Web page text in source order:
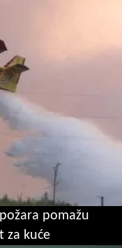
pomažu
za kuće